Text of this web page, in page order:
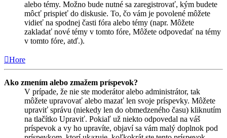
alebo témy. Možno bude nutné sa zaregistrovať, kým budete
môcť prispieť do diskusie. To, čo vám je povolené môžete
vidieť na spodnej časti fóra alebo témy (napr. Môžete
zakladať nové témy v tomto fóre, Môžete odpovedať na témy
v tomto fóre, atď.).
Hore
Ako zmením alebo zmažem príspevok?
V prípade, že nie ste moderátor alebo administrátor, tak
môžete upravovať alebo mazať len svoje príspevky. Môžete
upraviť správu (niekedy len do obmedzeného času) kliknutím
na tlačítko Upraviť. Pokiaľ už niekto odpovedal na váš
príspevok a vy ho upravíte, objaví sa vám malý doplnok pod